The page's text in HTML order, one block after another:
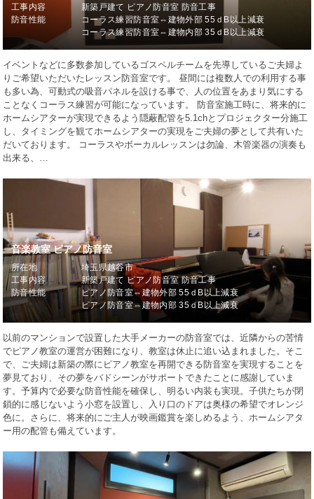
工事内容
新築戸建て ピアノ防音室 防音工事
防音性能
コーラス練習防音室⇔建物外部 55ｄB以上減衰
コーラス練習防音室⇔建物内部 35ｄB以上減衰
イベントなどに多数参加しているゴスペルチームを先導しているご夫婦よ
りご希望いただいたレッスン防音室です。 昼間には複数人での利用する事
も多い為、可動式の吸音パネルを設ける事で、人の位置をあまり気にする
ことなくコーラス練習が可能になっています。 防音室施工時に、将来的に
ホームシアターが実現できるよう隠蔽配管を5.1chとプロジェクター分施工
し、タイミングを観てホームシアターの実現をご夫婦の夢として共有いた
だいております。 コーラスやボーカルレッスンは勿論、木管楽器の演奏も
出来る、…
音楽教室 ピアノ防音室
所在地
埼玉県越谷市
工事内容
新築戸建て ピアノ防音室 防音工事
防音性能
ピアノ防音室⇔建物外部 55ｄB以上減衰
ピアノ防音室⇔建物内部 35ｄB以上減衰
以前のマンションで設置した大手メーカーの防音室では、近隣からの苦情
でピアノ教室の運営が困難になり、教室は休止に追い込まれました。そこ
で、ご夫婦は新築の際にピアノ教室を再開できる防音室を実現することを
夢見ており、その夢をバドシーンがサポートできたことに感謝していま
す。予算内で必要な防音性能を確保し、明るい内装も実現。子供たちが閉
鎖的に感じないよう小窓を設置し、入り口のドアは奥様の希望でオレンジ
色に。さらに、将来的にご主人が映画鑑賞を楽しめるよう、ホームシアタ
ー用の配管も備えています。